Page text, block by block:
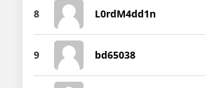
8 L0rdM4dd1n
9 bd65038